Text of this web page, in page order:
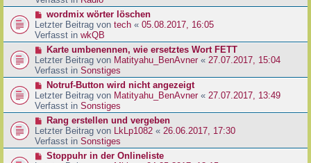
g
i
r
a
g
e
r
B
e
t
r
a
g
N
e
u
e
r
B
e
t
r
a
g
wordmix wörter löschen
Letzter Beitrag von tech « 05.08.2017, 16:05
Verfasst in wkQB
N
e
u
e
r
B
e
t
r
a
Karte umbenennen, wie ersetztes Wort FETT
Letzter Beitrag von Matityahu_BenAvner « 27.07.2017, 15:04
Verfasst in Sonstiges
N
e
u
e
r
B
e
Notruf-Button wird nicht angezeigt
Letzter Beitrag von Matityahu_BenAvner« 27.07.2017, 13:49
Verfasst in Sonstiges
N
e
u
e
Rang erstellen und vergeben
Letzter Beitrag von LkLp1082 « 26.06.2017, 17:30
Verfasst in Sonstiges
NStoppuhr in der Onlineliste